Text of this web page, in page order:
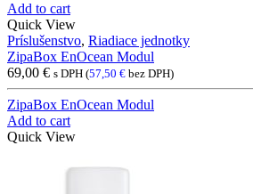
Add to cart
Quick View
Príslušenstvo, Riadiace jednotky
ZipaBox EnOcean Modul
69,00 € s DPH (57,50 € bez DPH)
ZipaBox EnOcean Modul
Add to cart
Quick View